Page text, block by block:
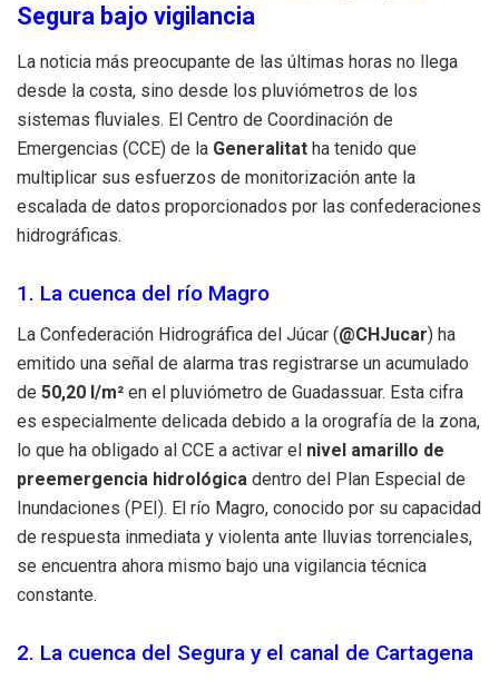
Segura bajo vigilancia
La noticia más preocupante de las últimas horas no llega
desde la costa, sino desde los pluviómetros de los
sistemas fluviales. El Centro de Coordinación de
Emergencias (CCE) de la Generalitat ha tenido que
multiplicar sus esfuerzos de monitorización ante la
escalada de datos proporcionados por las confederaciones
hidrográficas.
1. La cuenca del río Magro
La Confederación Hidrográfica del Júcar (@CHJucar) ha
emitido una señal de alarma tras registrarse un acumulado
de 50,20 l/m² en el pluviómetro de Guadassuar. Esta cifra
es especialmente delicada debido a la orografía de la zona,
lo que ha obligado al CCE a activar el nivel amarillo de
preemergencia hidrológica dentro del Plan Especial de
Inundaciones (PEI). El río Magro, conocido por su capacidad
de respuesta inmediata y violenta ante lluvias torrenciales,
se encuentra ahora mismo bajo una vigilancia técnica
constante.
2. La cuenca del Segura y el canal de Cartagena